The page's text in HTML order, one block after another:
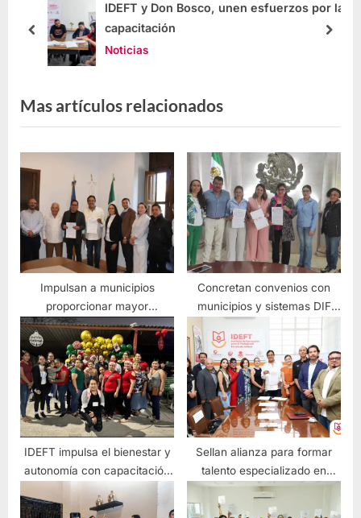
IDEFT y Don Bosco, unen esfuerzos por la
capacitación
Noticias
Mas artículos relacionados
Impulsan a municipios
proporcionar mayor
crecimiento en sus regiones
Concretan convenios con
municipios y sistemas DIF
desarrollo humano
IDEFT impulsa el bienestar y
autonomía con capacitación
para mujeres en Jalisco
Sellan alianza para formar
talento especializado en
telecomunicaciones